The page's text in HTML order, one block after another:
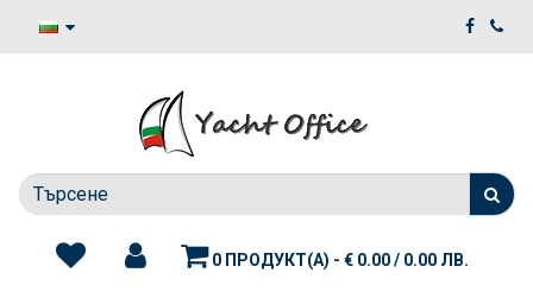
0 ПРОДУКТ(А) - € 0.00 / 0.00 ЛВ.